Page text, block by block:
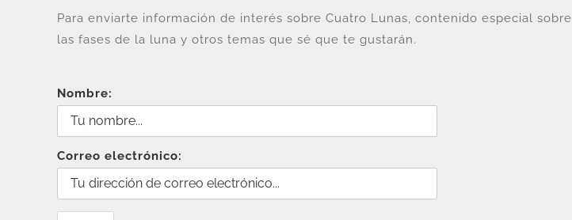
Para enviarte información de interés sobre Cuatro Lunas, contenido especial sobre
las fases de la luna y otros temas que sé que te gustarán.
Nombre:
Correo electrónico: